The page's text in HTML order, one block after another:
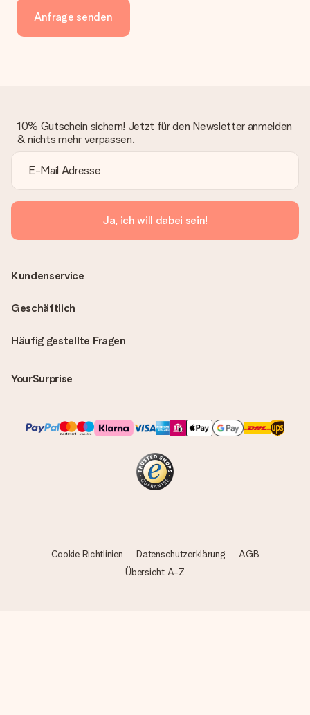
Anfrage senden
10% Gutschein sichern! Jetzt für den Newsletter anmelden
& nichts mehr verpassen.
Ja, ich will dabei sein!
Häufig gestellte Fragen
YourSurprise
Kundenservice
Geschäftlich
Cookie Richtlinien Datenschutzerklärung
AGB
Übersicht A-Z